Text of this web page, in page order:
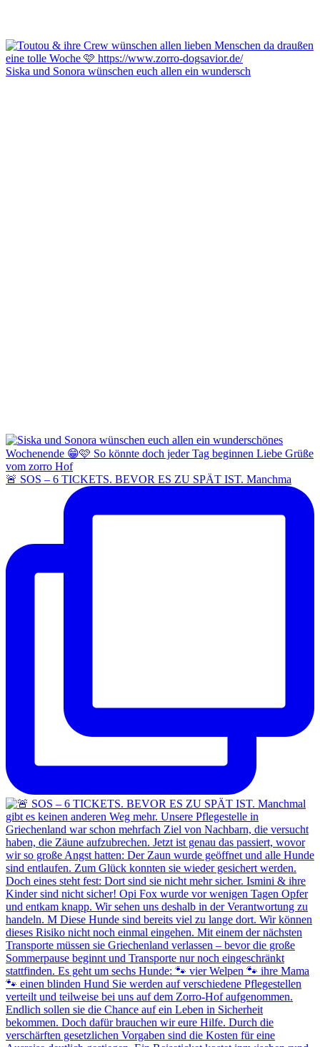
Siska und Sonora wünschen euch allen ein wundersch
🚨 SOS – 6 TICKETS. BEVOR ES ZU SPÄT IST. Manchma